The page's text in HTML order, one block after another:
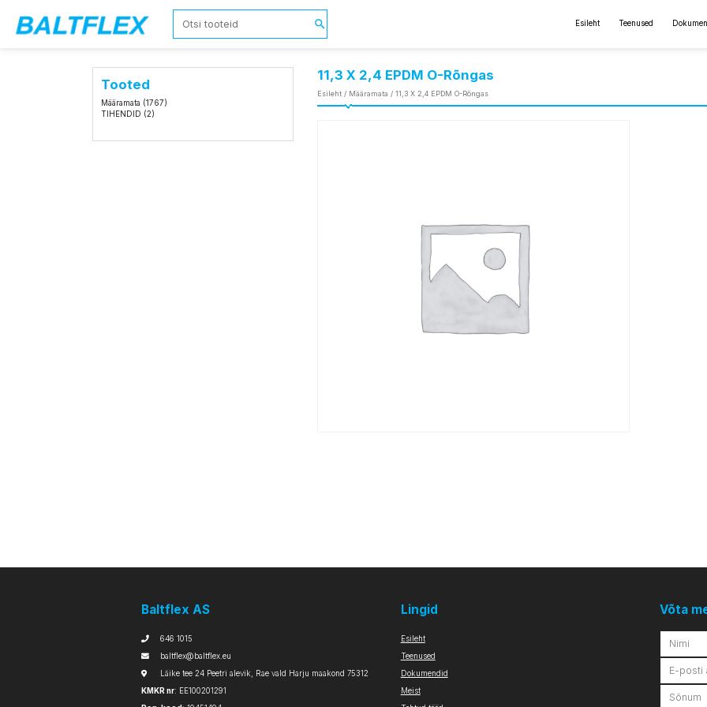
Esileht Teenused
Tooted
Määramata (1767)
TIHENDID (2)
11,3 X 2,4 EPDM O-Rõngas
Esileht / Määramata / 11,3 X 2,4 EPDM O-Rõngas
Baltflex AS
646 1015
baltflex@baltflex.eu
Läike tee 24 Peetri alevik, Rae vald Harju maakond 75312
KMKR nr: EE100201291
Lingid
Esileht
Teenused
Dokumendid
Meist
Võta